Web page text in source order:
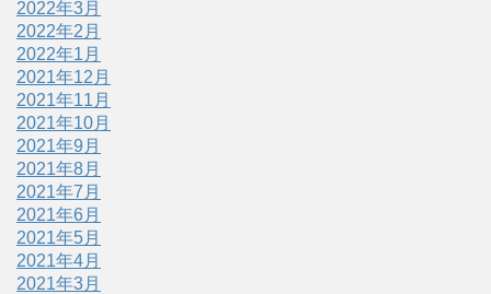
2022年3月
2022年2月
2022年1月
2021年12月
2021年11月
2021年10月
2021年9月
2021年8月
2021年7月
2021年6月
2021年5月
2021年4月
2021年3月